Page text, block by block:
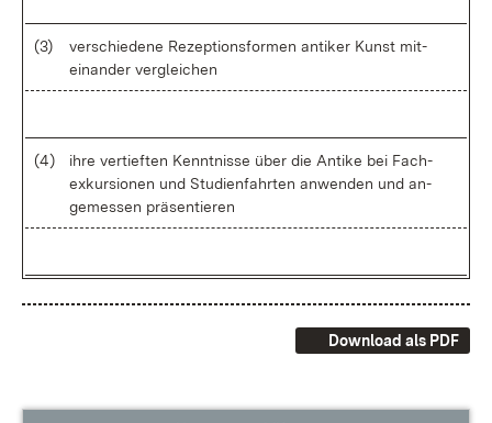
(3)
ver­schie­de­ne Re­zep­ti­ons­for­men an­ti­ker Kunst mit­
ein­an­der ver­glei­chen
(4)
ih­re ver­tief­ten Kennt­nis­se über die An­ti­ke bei Fach­
ex­kur­sio­nen und Stu­di­en­fahr­ten an­wen­den und an­
ge­mes­sen prä­sen­tie­ren
Download als PDF